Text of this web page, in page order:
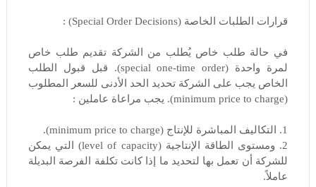
قرارات الطلبات الخاصة (Special Order Decisions) :
في حالة طلب خاص يُطلب من الشركة تقديم طلب خاص
لمرة واحدة (special one-time order). قبل قبول الطلب
الخاص يجب على الشركة تحديد الحد الأدنى للسعر المطلوب
(minimum price to charge). يجب مراعاة عاملين :
1. التكاليف المباشرة للإنتاج (minimum price to charge).
2. ومستوى الطاقة الإنتاجية (level of capacity) التي يمكن
للشركة أن تعمل بها لتحديد ما إذا كانت تكلفة الفرصة البديلة
عاملاً.